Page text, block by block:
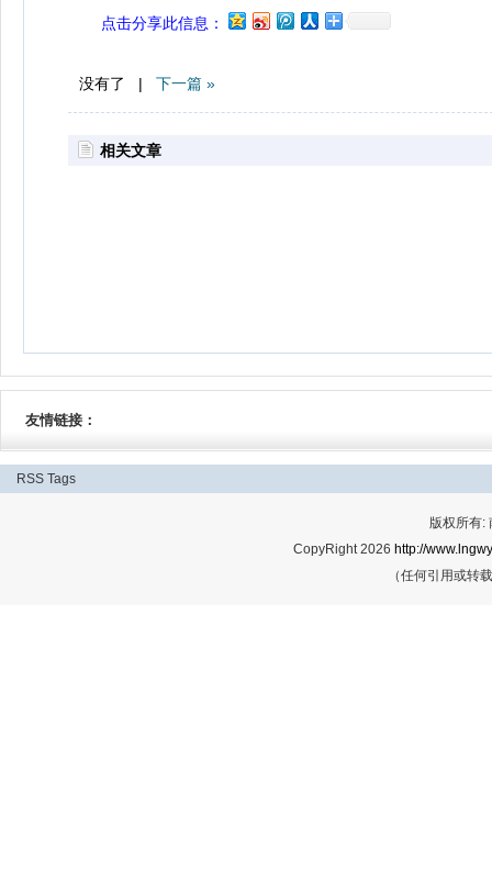
点击分享此信息：
没有了 | 下一篇 »
相关文章
友情链接：
RSS Tags
版权所有:
CopyRight 2026 http://
（任何引用或转